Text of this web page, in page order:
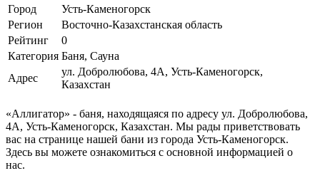
Город
Усть-Каменогорск
Регион
Восточно-Казахстанская область
Рейтинг
0
Категория Баня, Сауна
Адрес
ул. Добролюбова, 4А, Усть-Каменогорск,
Казахстан
«Аллигатор» - баня, находящаяся по адресу ул. Добролюбова,
4А, Усть-Каменогорск, Казахстан. Мы рады приветствовать
вас на странице нашей бани из города Усть-Каменогорск.
Здесь вы можете ознакомиться с основной информацией о
нас.